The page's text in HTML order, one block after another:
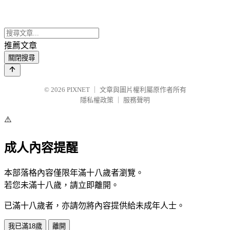
推薦文章
關閉搜尋
© 2026 PIXNET
文章與圖片權利屬原作者所有
隱私權政策
服務聲明
⚠️
成人內容提醒
本部落格內容僅限年滿十八歲者瀏覽。
若您未滿十八歲，請立即離開。
已滿十八歲者，亦請勿將內容提供給未成年人士。
我已滿18歲 離開